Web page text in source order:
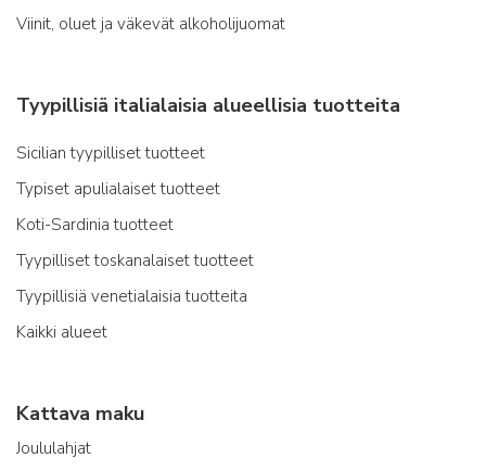
Viinit, oluet ja väkevät alkoholijuomat
Tyypillisiä italialaisia alueellisia tuotteita
Sicilian tyypilliset tuotteet
Typiset apulialaiset tuotteet
Koti-Sardinia tuotteet
Tyypilliset toskanalaiset tuotteet
Tyypillisiä venetialaisia tuotteita
Kaikki alueet
Kattava maku
Joululahjat